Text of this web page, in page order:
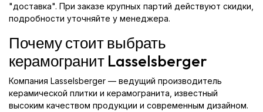
"доставка". При заказе крупных партий действуют скидки,
подробности уточняйте у менеджера.
Почему стоит выбрать
керамогранит Lasselsberger
Компания Lasselsberger — ведущий производитель
керамической плитки и керамогранита, известный
высоким качеством продукции и современным дизайном.